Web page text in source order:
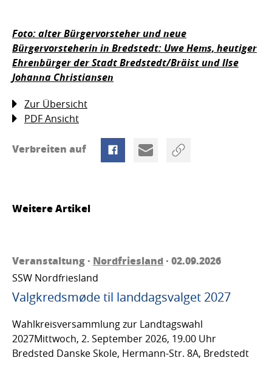
Foto: alter Bürgervorsteher und neue
Bürgervorsteherin in Bredstedt: Uwe Hems, heutiger
Ehrenbürger der Stadt Bredstedt/Bräist und Ilse
Johanna Christiansen
Zur Übersicht
PDF Ansicht
Verbreiten auf
Weitere Artikel
Veranstaltung · Nordfriesland· 02.09.2026
SSW Nordfriesland
Valgkredsmøde til landdagsvalget 2027
Wahlkreisversammlung zur Landtagswahl
2027Mittwoch, 2. September 2026, 19.00 Uhr
Bredsted Danske Skole, Hermann-Str. 8A, Bredstedt